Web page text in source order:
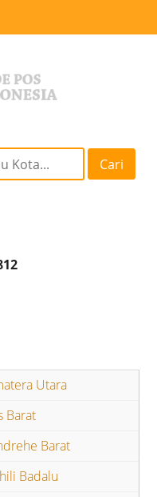
Cari
Utara
Barat
Barat
Badalu